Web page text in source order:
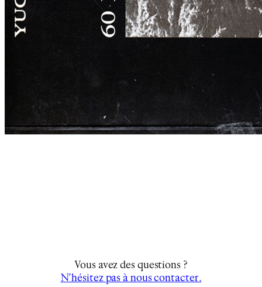
Vous avez des questions ?
N’hésitez pas à nous contacter.